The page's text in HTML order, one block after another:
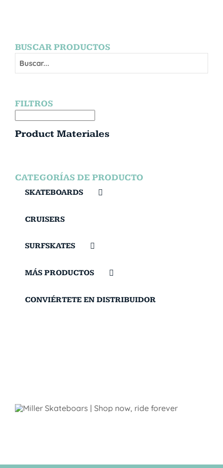
BUSCAR PRODUCTOS
FILTROS
Product Materiales
CATEGORÍAS DE PRODUCTO
SKATEBOARDS
CRUISERS
SURFSKATES
MÁS PRODUCTOS
CONVIÉRTETE EN DISTRIBUIDOR